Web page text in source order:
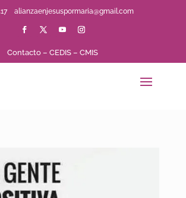
517alianzaenjesuspormaria@gmail.com
Contacto –CEDIS –CMIS